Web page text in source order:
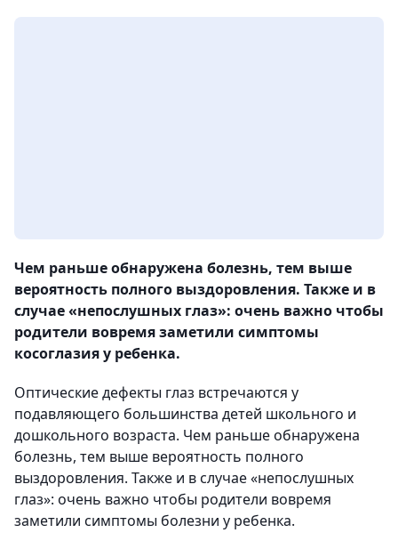
Чем раньше обнаружена болезнь, тем выше
вероятность полного выздоровления. Также и в
случае «непослушных глаз»: очень важно чтобы
родители вовремя заметили симптомы
косоглазия у ребенка.
Оптические дефекты глаз встречаются у
подавляющего большинства детей школьного и
дошкольного возраста. Чем раньше обнаружена
болезнь, тем выше вероятность полного
выздоровления. Также и в случае «непослушных
глаз»: очень важно чтобы родители вовремя
заметили симптомы болезни у ребенка.